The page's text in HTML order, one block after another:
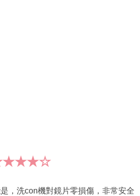
，洗con機對鏡片零損傷，非常安全